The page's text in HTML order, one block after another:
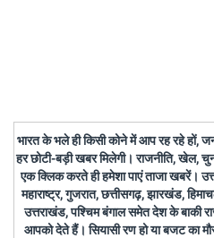
भारत के भले ही किसी कोने में आप रह रहे हों,
हर छोटी-बड़ी खबर मिलेगी। राजनीति, खेल,
एक क्लिक करते ही हमेशा पाएं ताजा खबरें।
महाराष्ट्र, गुजरात, छत्तीसगढ़, झारखंड,
उत्तराखंड, पश्चिम बंगाल समेत देश के बाकी
आपको देते हैं। सियासी रण हो या बजट का